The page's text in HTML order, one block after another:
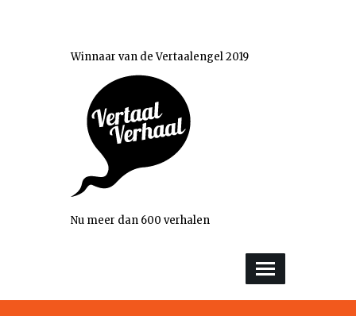
Winnaar van de Vertaalengel 2019
Nu meer dan 600 verhalen